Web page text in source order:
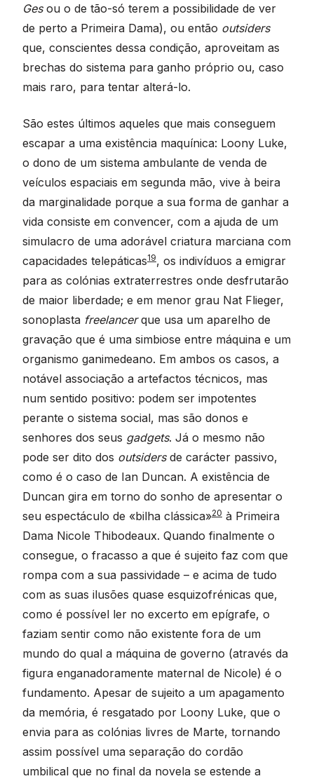
Gesou o de tão-só terem a possibilidade de ver
de perto a Primeira Dama), ou então outsiders
que, conscientes dessa condição, aproveitam as
brechas do sistema para ganho próprio ou, caso
mais raro, para tentar alterá-lo.
São estes últimos aqueles que mais conseguem
escapar a uma existência maquínica: Loony Luke,
o dono de um sistema ambulante de venda de
veículos espaciais em segunda mão, vive à beira
da marginalidade porque a sua forma de ganhar a
vida consiste em convencer, com a ajuda de um
simulacro de uma adorável criatura marciana com
capacidades telepáticas19, os indivíduos a emigrar
para as colónias extraterrestres onde desfrutarão
de maior liberdade; e em menor grau Nat Flieger,
sonoplasta freelancerque usa um aparelho de
gravação que é uma simbiose entre máquina e um
organismo ganimedeano. Em ambos os casos, a
notável associação a artefactos técnicos, mas
num sentido positivo: podem ser impotentes
perante o sistema social, mas são donos e
senhores dos seus gadgets. Já o mesmo não
pode ser dito dos outsidersde carácter passivo,
como é o caso de Ian Duncan. A existência de
Duncan gira em torno do sonho de apresentar o
seu espectáculo de «bilha clássica»20 à Primeira
Dama Nicole Thibodeaux. Quando finalmente o
consegue, o fracasso a que é sujeito faz com que
rompa com a sua passividade – e acima de tudo
com as suas ilusões quase esquizofrénicas que,
como é possível ler no excerto em epígrafe, o
faziam sentir como não existente fora de um
mundo do qual a máquina de governo (através da
figura enganadoramente maternal de Nicole) é o
fundamento. Apesar de sujeito a um apagamento
da memória, é resgatado por Loony Luke, que o
envia para as colónias livres de Marte, tornando
assim possível uma separação do cordão
umbilical que no final da novela se estende a